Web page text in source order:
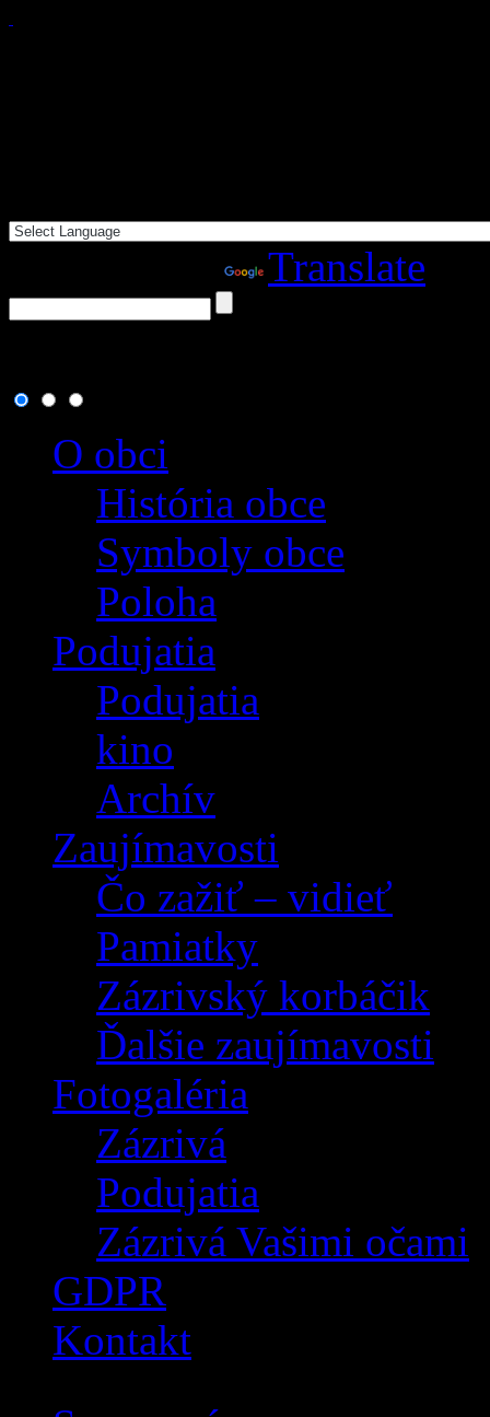
Translate
O obci
História obce
Symboly obce
Poloha
Podujatia
Podujatia
kino
Archív
Zaujímavosti
Čo zažiť – vidieť
Pamiatky
Zázrivský korbáčik
Ďalšie zaujímavosti
Fotogaléria
Zázrivá
Podujatia
Zázrivá Vašimi očami
GDPR
Kontakt